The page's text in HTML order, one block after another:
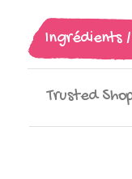
Ingrédients /
Trusted